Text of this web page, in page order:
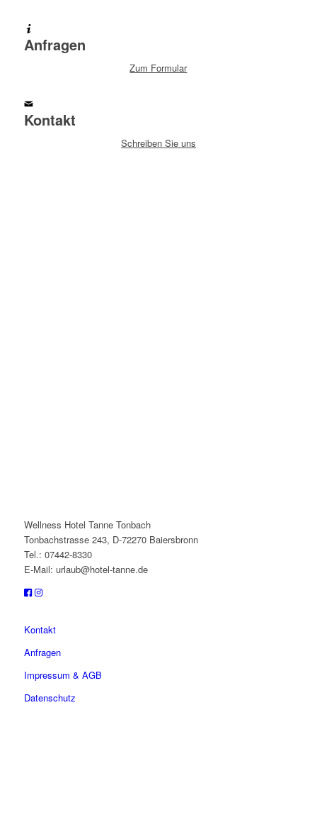
Anfragen
Zum Formular
Kontakt
Schreiben Sie uns
Wellness Hotel Tanne Tonbach
Tonbachstrasse 243, D-72270 Baiersbronn
Tel.: 07442-8330
E-Mail: urlaub@hotel-tanne.de
Kontakt
Anfragen
Impressum & AGB
Datenschutz